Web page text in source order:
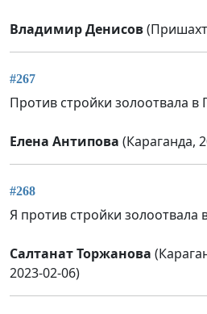
Владимир Денисов
#267
Против стройки золоотвала в
Елена Антипова (Караганда,
#268
Я против стройки золоотвала
Салтанат Торжанова
2023-02-06)